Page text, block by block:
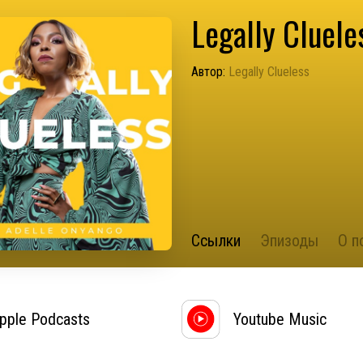
Legally
Автор: Legally Clueless
Ссылки Эпизоды О
Podcasts Youtube Music